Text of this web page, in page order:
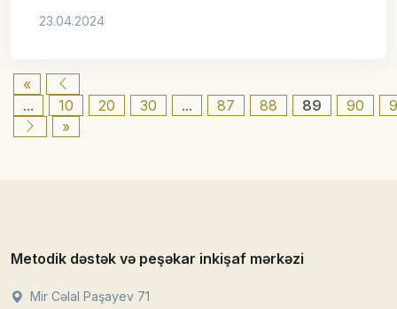
23.04.2024
«
...
10 20 30 ... 87 88 89 90
»
Metodik dəstək və peşəkar inkişaf mərkəzi
Mir Cəlal Paşayev 71